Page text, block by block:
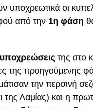
υποχρεωτικά οι
από την 1η φάση
υποχρεώσεις της στο
της προηγούμενης
την περσινή
της Λαμίας) και η